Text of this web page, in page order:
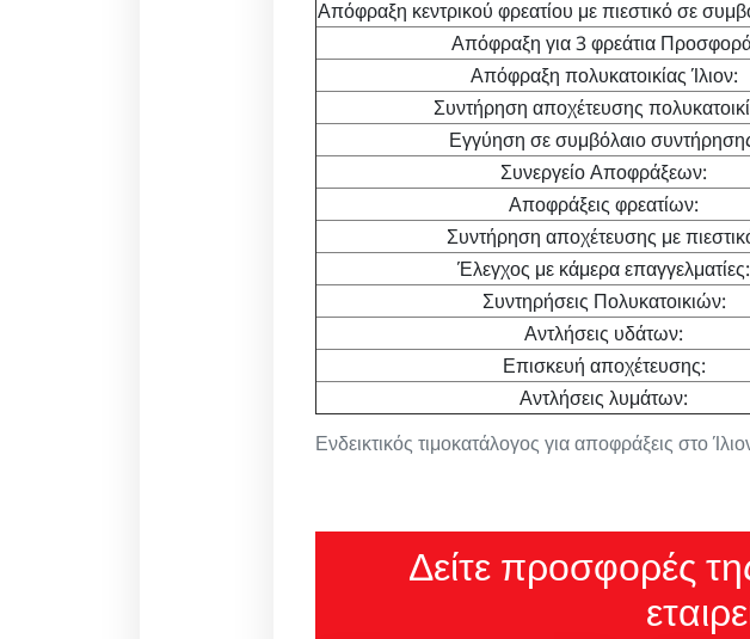
Ενδεικτικός τιμοκατάλογος για αποφράξεις στο
Απόφραξη κεντρικού φρεατίου με πιεστικό σε
Απόφραξη για 3 φρεάτια
Απόφραξη πολυκατοικίας Ίλιον:
Συντήρηση αποχέτευσης
Εγγύηση σε συμβόλαιο
Συνεργείο Αποφράξεων:
Αποφράξεις φρεατίων:
Συντήρηση αποχέτευσης με
Έλεγχος με κάμερα επαγγελματίες:
Συντηρήσεις Πολυκατοικιών:
Αντλήσεις υδάτων:
Επισκευή αποχέτευσης:
Αντλήσεις λυμάτων:
Δείτε προσφορές